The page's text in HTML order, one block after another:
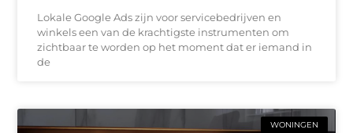
Lokale Google Ads zijn voor servicebedrijven en
winkels een van de krachtigste instrumenten om
zichtbaar te worden op het moment dat er iemand in
de
WONINGEN